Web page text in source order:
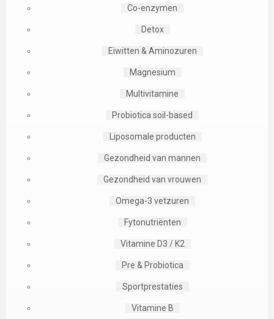
Co-enzymen
Detox
Eiwitten & Aminozuren
Magnesium
Multivitamine
Probiotica soil-based
Liposomale producten
Gezondheid van mannen
Gezondheid van vrouwen
Omega-3 vetzuren
Fytonutriënten
Vitamine D3 / K2
Pre & Probiotica
Sportprestaties
Vitamine B